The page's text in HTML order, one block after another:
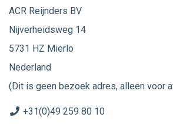
ACR Reijnders BV
Nijverheidsweg 14
5731 HZ Mierlo
Nederland
(Dit is geen bezoek adres, alleen voor
+31(0)49 259 80 10